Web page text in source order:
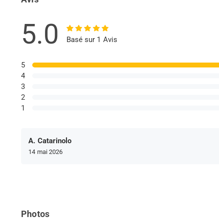
5.0 Basé sur 1 Avis
5
4
3
2
1
A. Catarinolo
14 mai 2026
Photos